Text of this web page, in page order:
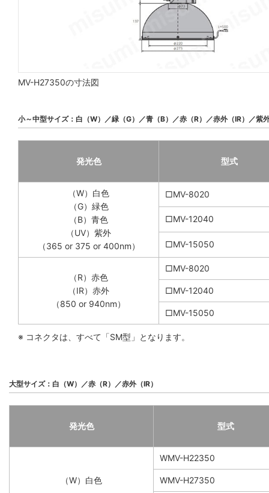
MV-H27350の寸法図
小～中型サイズ：白（W）／緑（G）／青（B）／赤（R）／赤外（IR）／紫
発光色 型式
（W）白色
（G）緑色
（B）青色
（UV）紫外
（365 or 375 or 400nm）
□MV-8020
□MV-12040
□MV-15050
（R）赤色
（IR）赤外
（850 or 940nm）
□MV-8020
□MV-12040
□MV-15050
※ コネクタは、すべて「SM型」となります。
大型サイズ：白（W）／赤（R）／赤外（IR）
発光色 型式
（W）白色
WMV-H22350
WMV-H27350